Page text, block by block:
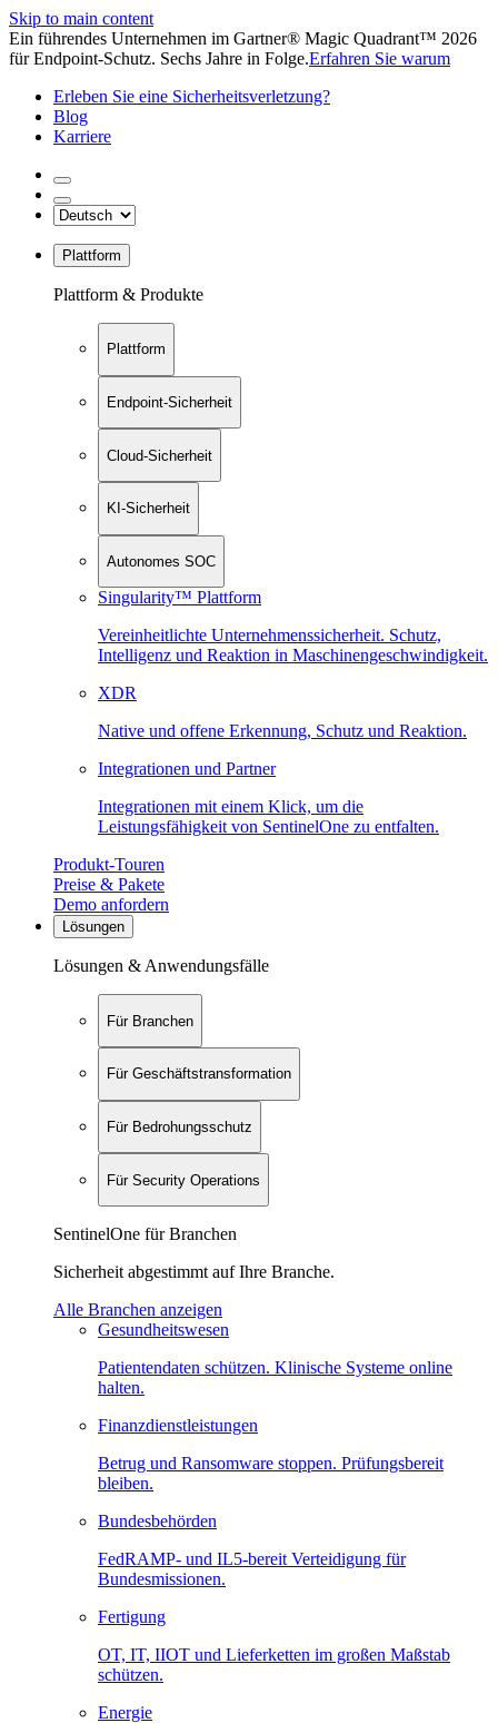
Skip to main content
Ein führendes Unternehmen im Gartner® Magic Quadrant™ 2026
für Endpoint-Schutz. Sechs Jahre in Folge.Erfahren Sie warum
Erleben Sie eine Sicherheitsverletzung?
Blog
Karriere
Plattform
Plattform & Produkte
Plattform
Endpoint-Sicherheit
Cloud-Sicherheit
KI-Sicherheit
Autonomes SOC
Singularity™ Plattform
Vereinheitlichte Unternehmenssicherheit. Schutz,
Intelligenz und Reaktion in Maschinen­geschwindigkeit.
XDR
Native und offene Erkennung, Schutz und Reaktion.
Integrationen und Partner
Integrationen mit einem Klick, um die
Leistungsfähigkeit von SentinelOne zu entfalten.
Produkt-Touren
Preise & Pakete
Demo anfordern
Lösungen
Lösungen & Anwendungsfälle
Für Branchen
Für Geschäftstransformation
Für Bedrohungsschutz
Für Security Operations
SentinelOne für Branchen
Sicherheit abgestimmt auf Ihre Branche.
Alle Branchen anzeigen
Gesundheitswesen
Patientendaten schützen. Klinische Systeme online
halten.
Finanzdienstleistungen
Betrug und Ransomware stoppen. Prüfungsbereit
bleiben.
Bundesbehörden
FedRAMP- und IL5-bereit Verteidigung für
Bundesmissionen.
Fertigung
OT, IT, IIOT und Lieferketten im großen Maßstab
schützen.
Energie